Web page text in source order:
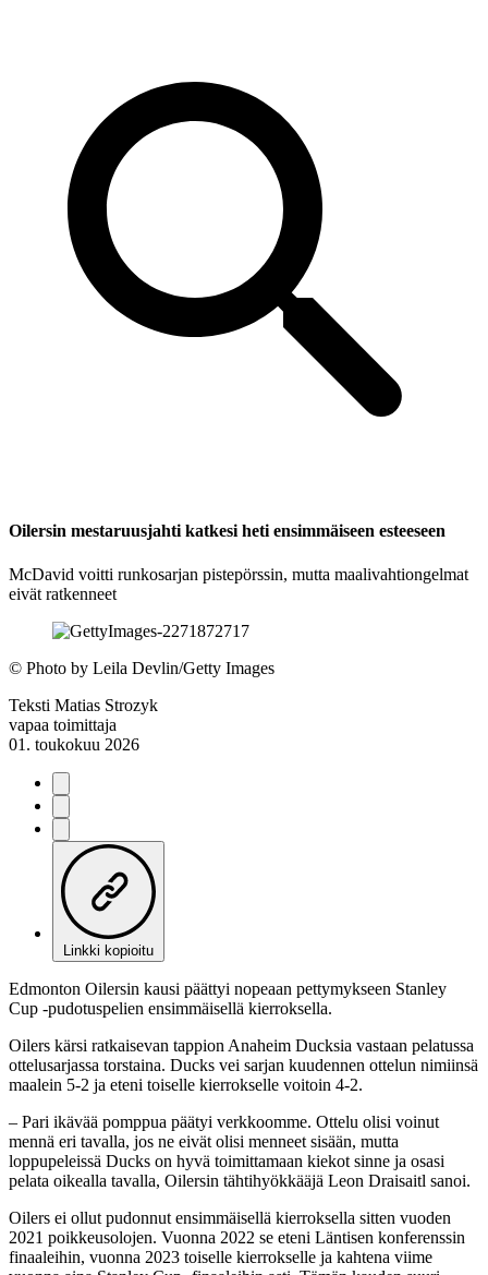
Oilersin mestaruusjahti katkesi heti ensimmäiseen esteeseen
McDavid voitti runkosarjan pistepörssin, mutta maalivahtiongelmat
eivät ratkenneet
© Photo by Leila Devlin/Getty Images
Teksti Matias Strozyk
vapaa toimittaja
01. toukokuu 2026
Linkki kopioitu
Edmonton Oilersin kausi päättyi nopeaan pettymykseen Stanley
Cup -pudotuspelien ensimmäisellä kierroksella.
Oilers kärsi ratkaisevan tappion Anaheim Ducksia vastaan pelatussa
ottelusarjassa torstaina. Ducks vei sarjan kuudennen ottelun nimiinsä
maalein 5-2 ja eteni toiselle kierrokselle voitoin 4-2.
– Pari ikävää pomppua päätyi verkkoomme. Ottelu olisi voinut
mennä eri tavalla, jos ne eivät olisi menneet sisään, mutta
loppupeleissä Ducks on hyvä toimittamaan kiekot sinne ja osasi
pelata oikealla tavalla, Oilersin tähtihyökkääjä Leon Draisaitl sanoi.
Oilers ei ollut pudonnut ensimmäisellä kierroksella sitten vuoden
2021 poikkeusolojen. Vuonna 2022 se eteni Läntisen konferenssin
finaaleihin, vuonna 2023 toiselle kierrokselle ja kahtena viime